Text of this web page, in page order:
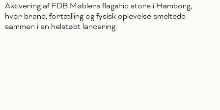
Aktivering af FDB Møblers flagship store i Hamborg,
hvor brand, fortælling og fysisk oplevelse smeltede
sammen i en helstøbt lancering.